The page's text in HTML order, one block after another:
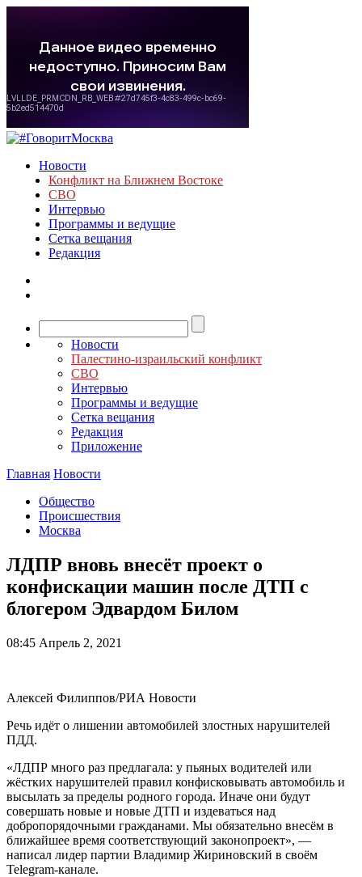
Новости
Конфликт на Ближнем Востоке
СВО
Интервью
Программы и ведущие
Сетка вещания
Редакция
Новости
Палестино-израильский конфликт
СВО
Интервью
Программы и ведущие
Сетка вещания
Редакция
Приложение
Главная Новости
Общество
Происшествия
Москва
ЛДПР вновь внесёт проект о
конфискации машин после ДТП с
блогером Эдвардом Билом
08:45 Апрель 2, 2021
Алексей Филиппов/РИА Новости
Речь идёт о лишении автомобилей злостных нарушителей
ПДД.
«ЛДПР много раз предлагала: у пьяных водителей или
жёстких нарушителей правил конфисковывать автомобиль и
высылать за пределы родного города. Иначе они будут
совершать новые и новые ДТП и издеваться над
добропорядочными гражданами. Мы обязательно внесём в
ближайшее время соответствующий законопроект», —
написал лидер партии Владимир Жириновский в своём
Telegram-канале.